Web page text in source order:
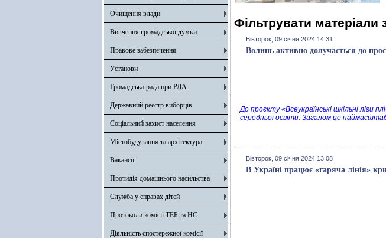
Очищення влади
Вивчення громадської думки
Правове забезпечення
Установи
Громадська рада при РДА
Державний реєстр виборців
Соціальний захист населення
Містобудування та архітектура
Вакансії
Протидія домашнього насильства
Служба у справах дітей
Протоколи комісії ТЕБ та НС
Діяльність спостережної комісії
Фільтрувати матеріали
Вівторок, 09 січня 2024 14:31
Волинь активно долучається до
До проєкту «Всеукраїнські шкільні ліги
середньої освіти. Загалом це
Вівторок, 09 січня 2024 13:08
В Україні працює «гаряча лінія»